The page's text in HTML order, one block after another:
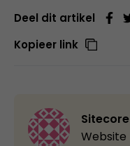
Deel dit artikel
Kopieer link
Sitecore
Website